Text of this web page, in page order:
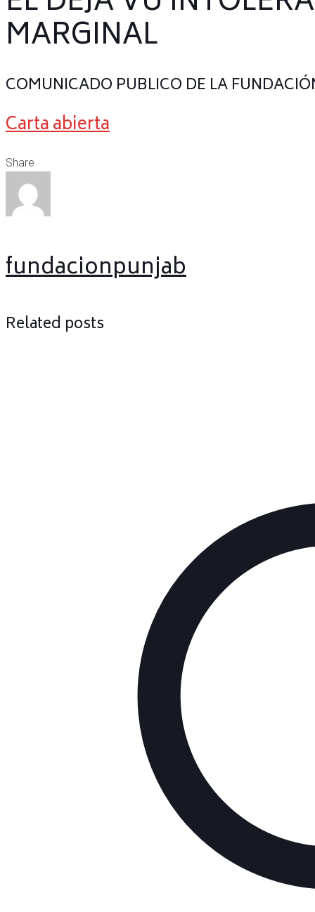
MARGINAL
COMUNICADO PUBLICO DE LA
Carta abierta
Share
fundacionpunjab
Related posts